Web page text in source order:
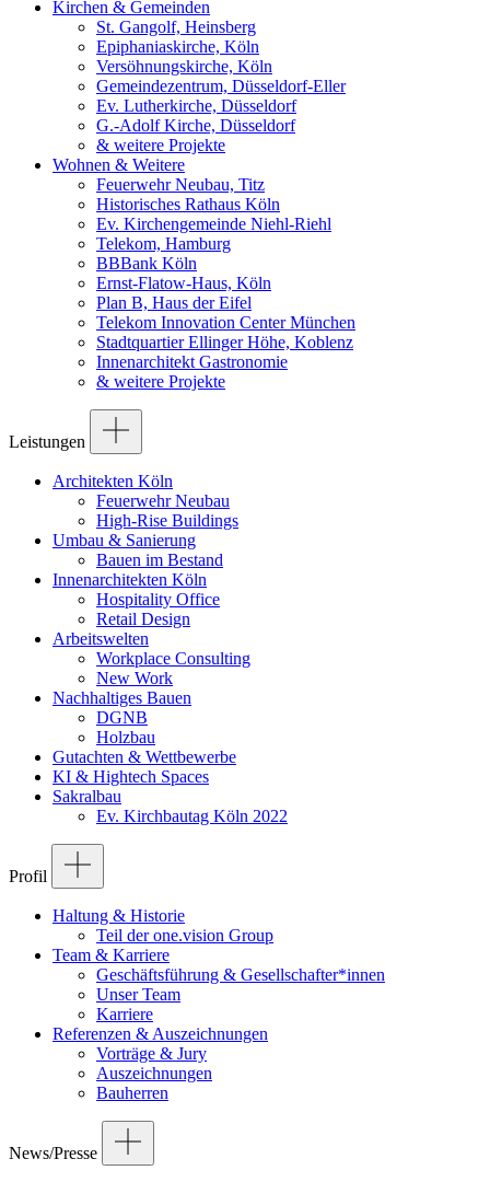
Kirchen & Gemeinden
St. Gangolf, Heinsberg
Epiphaniaskirche, Köln
Versöhnungskirche, Köln
Gemeindezentrum, Düsseldorf-Eller
Ev. Lutherkirche, Düsseldorf
G.-Adolf Kirche, Düsseldorf
& weitere Projekte
Wohnen & Weitere
Feuerwehr Neubau, Titz
Historisches Rathaus Köln
Ev. Kirchengemeinde Niehl-Riehl
Telekom, Hamburg
BBBank Köln
Ernst-Flatow-Haus, Köln
Plan B, Haus der Eifel
Telekom Innovation Center München
Stadtquartier Ellinger Höhe, Koblenz
Innenarchitekt Gastronomie
& weitere Projekte
Leistungen
Architekten Köln
Feuerwehr Neubau
High-Rise Buildings
Umbau & Sanierung
Bauen im Bestand
Innenarchitekten Köln
Hospitality Office
Retail Design
Arbeitswelten
Workplace Consulting
New Work
Nachhaltiges Bauen
DGNB
Holzbau
Gutachten & Wettbewerbe
KI & Hightech Spaces
Sakralbau
Ev. Kirchbautag Köln 2022
Profil
Haltung & Historie
Teil der one.vision Group
Team & Karriere
Geschäftsführung & Gesellschafter*innen
Unser Team
Karriere
Referenzen & Auszeichnungen
Vorträge & Jury
Auszeichnungen
Bauherren
News/Presse